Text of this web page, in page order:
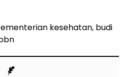
kesehatan, budi